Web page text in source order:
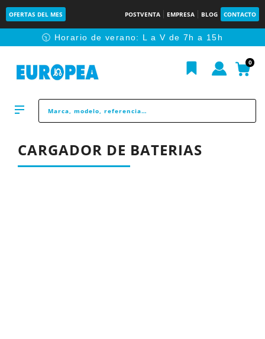
OFERTAS DEL MES POSTVENTA EMPRESA BLOG CONTACTO
🕥 Horario de verano: L a V de 7h a 15h
0
CARGADOR DE BATERIAS